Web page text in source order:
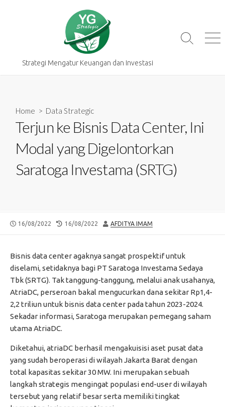
Strategi Mengatur Keuangan dan Investasi
Search
Home > Data Strategic
Terjun ke Bisnis Data Center, Ini
Modal yang Digelontorkan
Saratoga Investama (SRTG)
PUBLISHED
16/08/2022
LAST
16/08/2022 AUTHOR
AFDITYA IMAM
Bisnis data center agaknya sangat prospektif untuk
diselami, setidaknya bagi PT Saratoga Investama Sedaya
Tbk (SRTG). Tak tanggung-tanggung, melalui anak usahanya,
AtriaDC, perseroan bakal mengucurkan dana sekitar Rp1,4-
2,2 triliun untuk bisnis data center pada tahun 2023-2024.
Sekadar informasi, Saratoga merupakan pemegang saham
utama AtriaDC.
Diketahui, atriaDC berhasil mengakuisisi aset pusat data
yang sudah beroperasi di wilayah Jakarta Barat dengan
total kapasitas sekitar 30 MW. Ini merupakan sebuah
langkah strategis mengingat populasi end-user di wilayah
tersebut yang relatif besar serta memiliki tingkat